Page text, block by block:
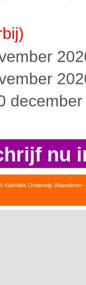
nu
Katholiek Onderwijs Vlaanderen